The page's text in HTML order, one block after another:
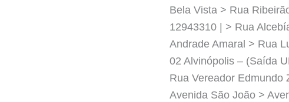
Bela Vista > Rua
12943310 | > Rua
Andrade Amaral > Rua
02 Alvinópolis – (Saída
Rua Vereador Edmundo
Avenida São João >